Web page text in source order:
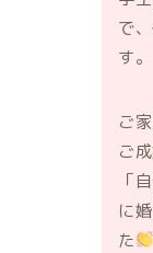
で
す。
ご
ご
「
に
た